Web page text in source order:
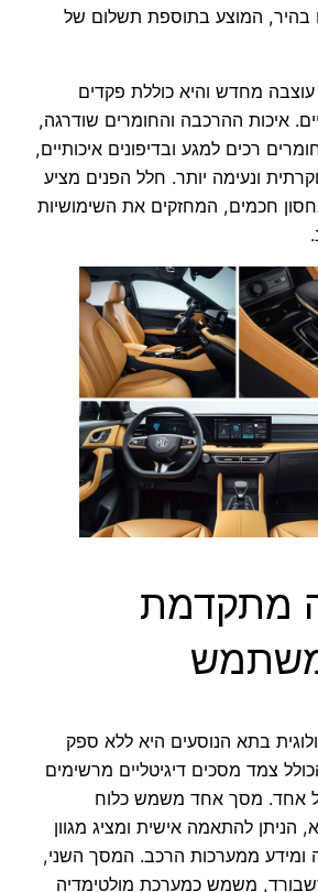
בהיר, המוצע בתוספת תשלום של
עוצבה מחדש והיא כוללת פקדים
איכות ההרכבה והחומרים שודרגה,
רכים למגע ובדיפונים איכותיים,
ונעימה יותר. חלל הפנים מציע
חכמים, המחזקים את השימושיות
מתקדמת
בתא הנוסעים היא ללא ספק
צמד מסכים דיגיטליים מרשימים
אינץ' כל אחד. מסך אחד משמש כלוח
הניתן להתאמה אישית ומציג מגוון
ומידע ממערכות הרכב. המסך השני,
משמש כמערכת מולטימדיה